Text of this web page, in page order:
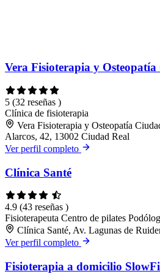
Vera Fisioterapia y
5 (32 reseñas )
Clínica de fisioterapia
Vera Fisioterapia y Osteopatía
Alarcos, 42, 13002 Ciudad Real
Ver perfil completo
Clínica Santé
4.9 (43 reseñas )
Fisioterapeuta Centro de pilates
Clínica Santé, Av. Lagunas de
Ver perfil completo
Fisioterapia a domicilio